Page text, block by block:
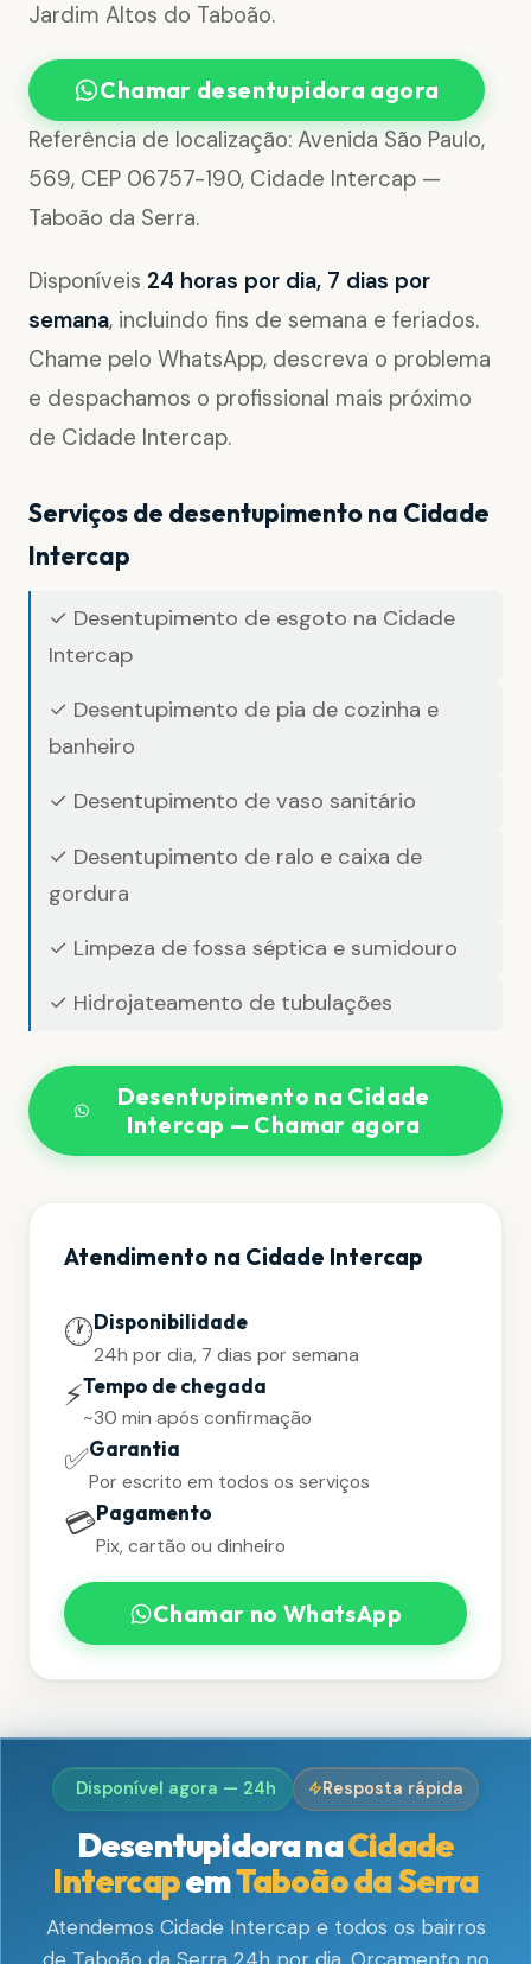
Jardim Altos do Taboão.
Chamar desentupidora agora
Referência de localização: Avenida São Paulo,
569, CEP 06757-190, Cidade Intercap —
Taboão da Serra.
Disponíveis 24 horas por dia, 7 dias por
semana, incluindo fins de semana e feriados.
Chame pelo WhatsApp, descreva o problema
e despachamos o profissional mais próximo
de Cidade Intercap.
Serviços de desentupimento na Cidade
Intercap
✓ Desentupimento de esgoto na Cidade
Intercap
✓ Desentupimento de pia de cozinha e
banheiro
✓ Desentupimento de vaso sanitário
✓ Desentupimento de ralo e caixa de
gordura
✓ Limpeza de fossa séptica e sumidouro
✓ Hidrojateamento de tubulações
Desentupimento na Cidade
Intercap — Chamar agora
Atendimento na Cidade Intercap
🕐Disponibilidade
24h por dia, 7 dias por semana
⚡Tempo de chegada
~30 min após confirmação
✅Garantia
Por escrito em todos os serviços
💳Pagamento
Pix, cartão ou dinheiro
Chamar no WhatsApp
Disponível agora — 24h Resposta rápida
Desentupidora naCidade
IntercapemTaboão da Serra
Atendemos Cidade Intercap e todos os bairros